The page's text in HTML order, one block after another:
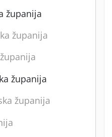
županija
županija
županija
županija